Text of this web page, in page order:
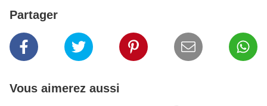
Partager
Vous aimerez aussi